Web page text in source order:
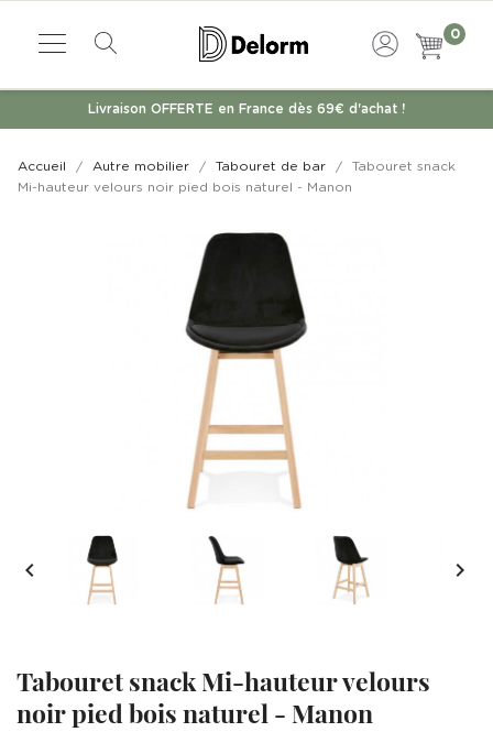
0
Livraison OFFERTE en France dès 69€ d'achat !
Accueil Autre mobilier Tabouret de bar
Tabouret snack
Mi-hauteur velours noir pied bois naturel - Manon
 
Tabouret snack Mi-hauteur velours
noir pied bois naturel - Manon